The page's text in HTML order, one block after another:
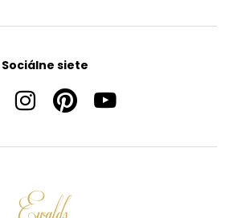
Sociálne siete